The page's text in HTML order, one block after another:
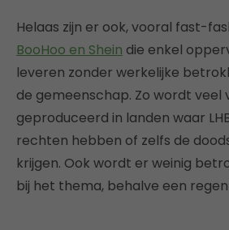
Helaas zijn er ook, vooral fast-
BooHoo en Shein die enkel
leveren zonder werkelijke
de gemeenschap. Zo wordt veel
geproduceerd in landen waar
rechten hebben of zelfs de
krijgen. Ook wordt er weinig
bij het thema, behalve een